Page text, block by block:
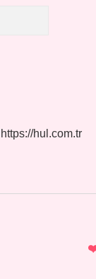
https://hul.com.tr